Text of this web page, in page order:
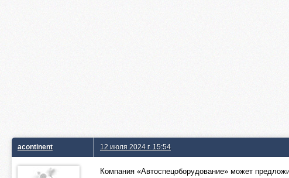
acontinent 12 июля 2024 г. 15:54
Компания «Автоспецоборудование» может